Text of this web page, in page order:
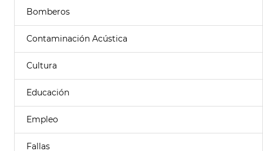
Bomberos
Contaminación Acústica
Cultura
Educación
Empleo
Fallas